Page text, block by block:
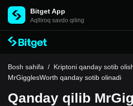
Bitget App
Aqlliroq savdo qiling
Bosh sahifa / Kriptoni qanday sotib
MrGigglesWorth qanday sotib olinadi
Qanday qilib